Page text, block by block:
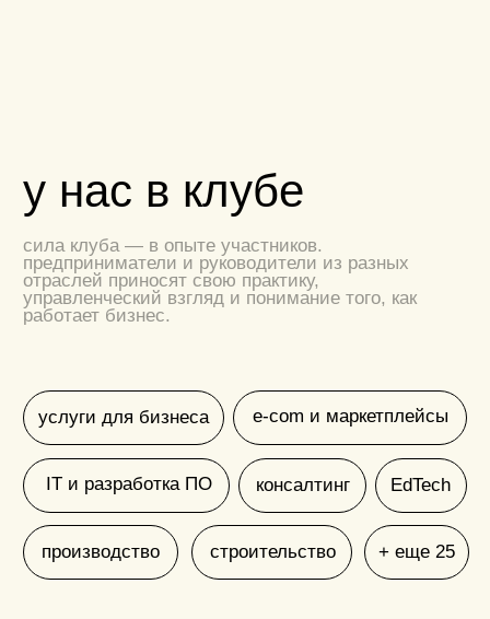
о себе и вашем бизнесе.
(2)
клуба
мы свяжемся с вами, расскажем
подробнее о reforma
и проведем онлайн-интервью, чтобы
понять ваш запрос и убедиться, что
мы можем его закрыть
после интервью мы поможем выбрать
подходящий тариф и проведем оплату.
(4) пройдите онбординг
после вступления с вами будет
работать персональный комьюнити-
разобраться в возможностях клуба